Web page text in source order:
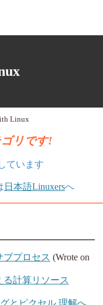
Linux
リです!
ています
日本語Linuxersへ
ブプロセス (Wrote on
計算リソース